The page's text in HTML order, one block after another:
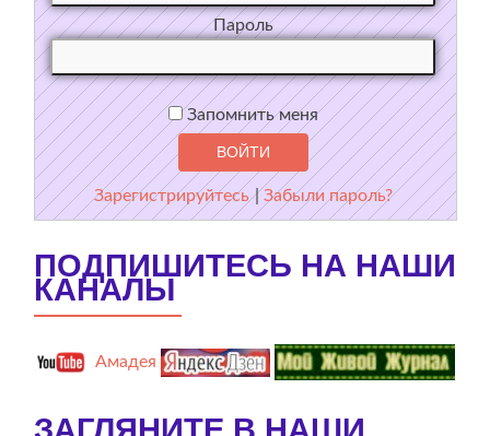
Пароль
Запомнить меня
Зарегистрируйтесь |Забыли пароль?
ПОДПИШИТЕСЬ НА НАШИ
КАНАЛЫ
Амадея